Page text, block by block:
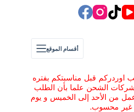
أقسام الموقع
اوردركم قبل مناسبتكم بفتره
شركات الشحن علما بأن الطلب
2 إلي 3 أيام عمل من الأحد إلى الخميس و يوم
غير محسوب.